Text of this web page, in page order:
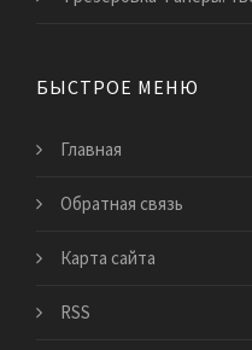
БЫСТРОЕ МЕНЮ
Главная
Обратная связь
Карта сайта
RSS